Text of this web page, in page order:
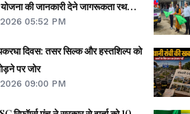
की जानकारी देने जागरूकता रथ
05:52 PM
दिवस: तसर सिल्क और हस्तशिल्प को
पर जोर
09:00 PM